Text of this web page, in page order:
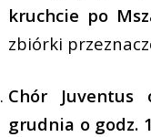
kruchcie po
zbiórki
Chór Juventus
grudnia o godz.